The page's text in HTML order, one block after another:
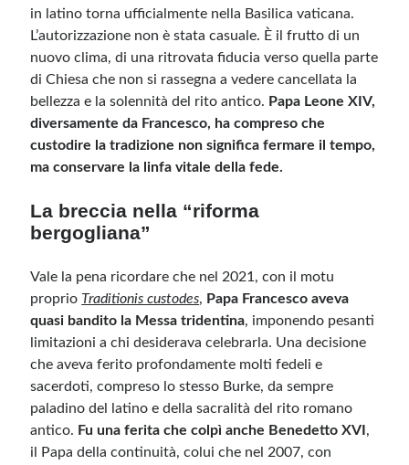
Meta
Feed dei contenuti
in latino torna ufficialmente nella Basilica vaticana.
L’autorizzazione non è stata casuale. È il frutto di un
nuovo clima, di una ritrovata fiducia verso quella parte
di Chiesa che non si rassegna a vedere cancellata la
bellezza e la solennità del rito antico. Papa Leone XIV,
diversamente da Francesco, ha compreso che
custodire la tradizione non significa fermare il tempo,
ma conservare la linfa vitale della fede.
La breccia nella “riforma
bergogliana”
Vale la pena ricordare che nel 2021, con il motu
proprio Traditionis custodes, Papa Francesco aveva
quasi bandito la Messa tridentina, imponendo pesanti
limitazioni a chi desiderava celebrarla. Una decisione
che aveva ferito profondamente molti fedeli e
sacerdoti, compreso lo stesso Burke, da sempre
paladino del latino e della sacralità del rito romano
antico. Fu una ferita che colpì anche Benedetto XVI ,
il Papa della continuità, colui che nel 2007, con